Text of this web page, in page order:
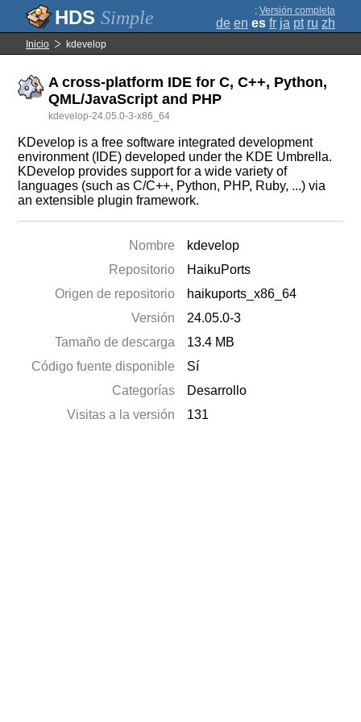
Simple ; Versión completa
de en es fr ja pt ru zh
Inicio kdevelop
A cross-platform IDE for C, C++, Python,
QML/JavaScript and PHP
kdevelop-24.05.0-3-x86_64
KDevelop is a free software integrated development
environment (IDE) developed under the KDE Umbrella.
KDevelop provides support for a wide variety of
languages (such as C/C++, Python, PHP, Ruby, ...) via
an extensible plugin framework.
Nombre
kdevelop
Repositorio
HaikuPorts
Origen de repositorio
haikuports_x86_64
Versión
24.05.0-3
Tamaño de descarga
13.4 MB
Código fuente disponible
Sí
Categorías
Desarrollo
Visitas a la versión
131